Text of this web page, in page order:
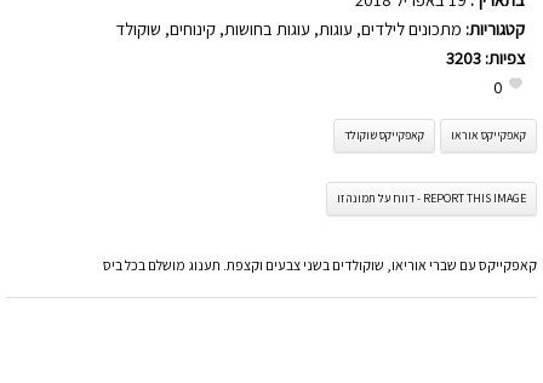
קטגוריות: מתכונים לילדים, עוגות, עוגות בחושות, קינוחים, שוקולד
צפיות: 3203
0
קאפקייקס אוראו קאפקייקס שוקולד
REPORT THIS IMAGE - דווח על תמונה זו
קאפקייקס עם שברי אוריאו, שוקולדים בשני צבעים וקצפת. תענוג מושלם בכל ביס